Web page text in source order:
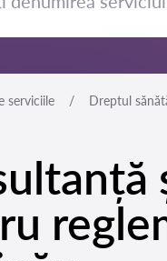
serviciile Dreptul